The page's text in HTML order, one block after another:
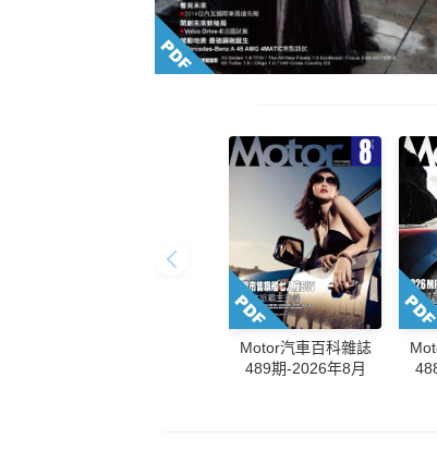
Motor汽車百科雜誌
489期-2026年8月